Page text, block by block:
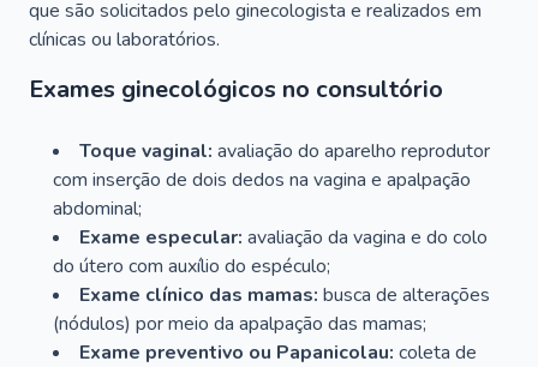
que são solicitados pelo ginecologista e realizados em
clínicas ou laboratórios.
Exames ginecológicos no consultório
Toque vaginal: avaliação do aparelho reprodutor
com inserção de dois dedos na vagina e apalpação
abdominal;
Exame especular: avaliação da vagina e do colo
do útero com auxílio do espéculo;
Exame clínico das mamas: busca de alterações
(nódulos) por meio da apalpação das mamas;
Exame preventivo ou Papanicolau: coleta de